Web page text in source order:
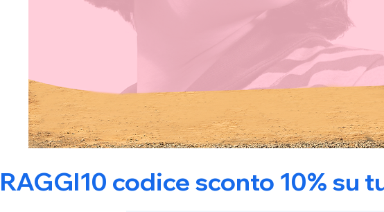
RAGGI10 codice sconto 10%